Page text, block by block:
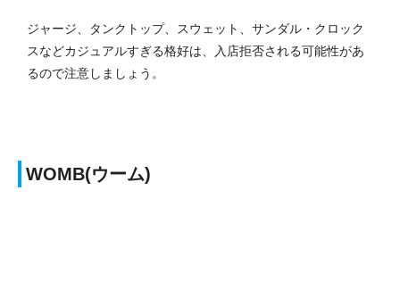
ジャージ、タンクトップ、スウェット、サンダル・クロック
スなどカジュアルすぎる格好は、入店拒否される可能性があ
るので注意しましょう。
WOMB(ウーム)